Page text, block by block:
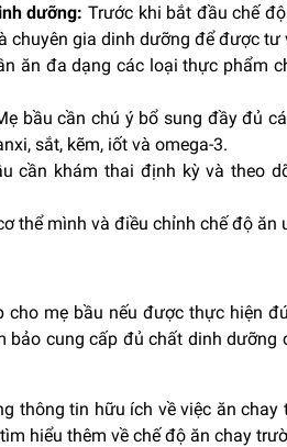
dưỡng: Trước khi bắt đầu chế
chuyên gia dinh dưỡng để được tư
ăn đa dạng các loại thực phẩm
bầu cần chú ý bổ sung đầy đủ
sắt, kẽm, iốt và omega-3.
cần khám thai định kỳ và theo
thể mình và điều chỉnh chế độ ăn
mẹ bầu nếu được thực hiện
cung cấp đủ chất dinh dưỡng
thông tin hữu ích về việc ăn chay
hiểu thêm về chế độ ăn chay